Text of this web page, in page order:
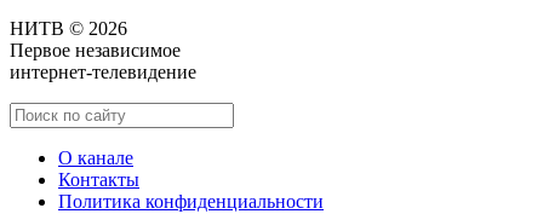
НИТВ © 2026
Первое независимое
интернет-телевидение
О канале
Контакты
Политика конфиденциальности